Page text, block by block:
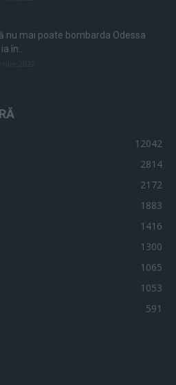
nu mai poate bombarda Odessa
în...
12042
2814
2172
1883
1416
1300
1065
1053
591